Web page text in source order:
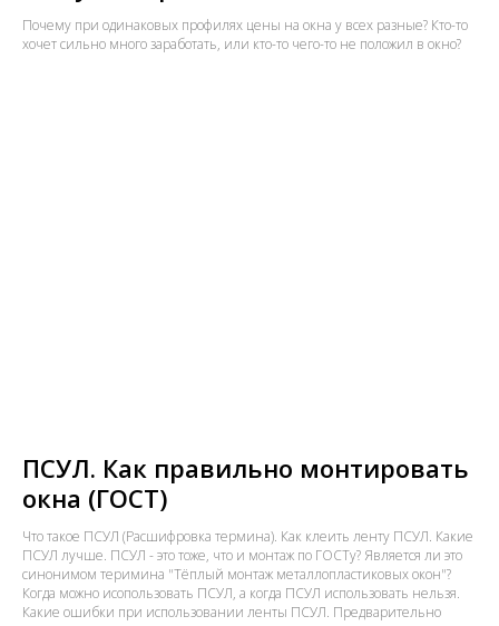
Почему при одинаковых профилях цены на окна у всех разные? Кто-то
хочет сильно много заработать, или кто-то чего-то не положил в окно?
ПСУЛ. Как правильно монтировать
окна (ГОСТ)
Что такое ПСУЛ (Расшифровка термина). Как клеить ленту ПСУЛ. Какие
ПСУЛ лучше. ПСУЛ - это тоже, что и монтаж по ГОСТу? Является ли это
синонимом теримина "Тёплый монтаж металлопластиковых окон"?
Когда можно исопользовать ПСУЛ, а когда ПСУЛ использовать нельзя.
Какие ошибки при использовании ленты ПСУЛ. Предварительно